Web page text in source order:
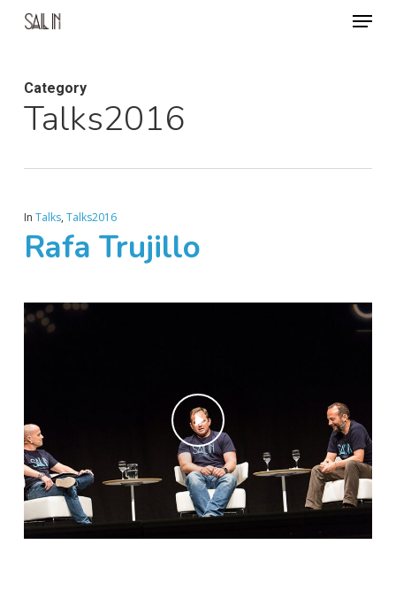
Skip
content
Menu
Category
Talks2016
In Talks, Talks2016
Rafa Trujillo
Play Video
Play Video